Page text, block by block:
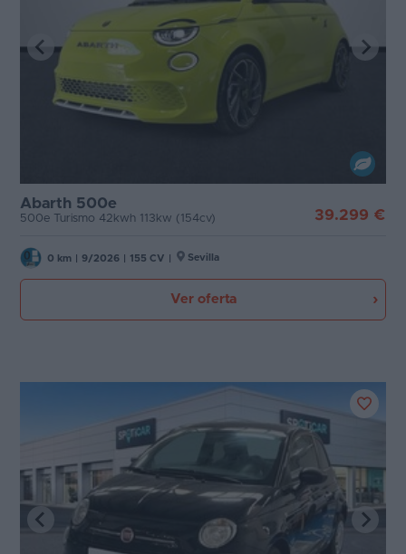
Abarth 500e
500e Turismo 42kwh 113kw (154cv) 39.299 €
0 km 9/2026 155 CV Sevilla
Ver oferta